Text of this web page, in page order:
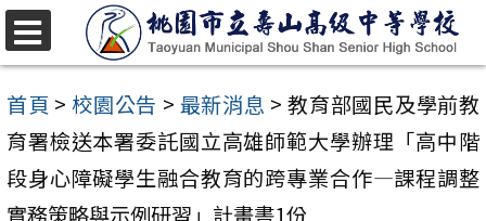
跳
至
主
要
內
容
首頁 > 校園公告 > 最新消息 > 教育部國民及學前教
育署檢送本署委託國立高雄師範大學辦理「高中階
段身心障礙學生融合教育的跨專業合作—課程調整
實務策略與示例研習」計畫書1份
選
單